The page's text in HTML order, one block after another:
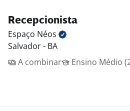
Recepcionista
Espaço Néos
Salvador - BA
A combinar
Ensino Médio